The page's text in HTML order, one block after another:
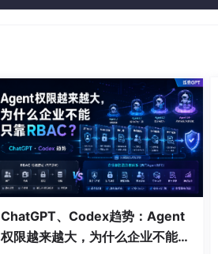
代码/公式
智能识别核心元素
ChatGPT、Codex趋势：Agent
权限越来越大，为什么企业不能只